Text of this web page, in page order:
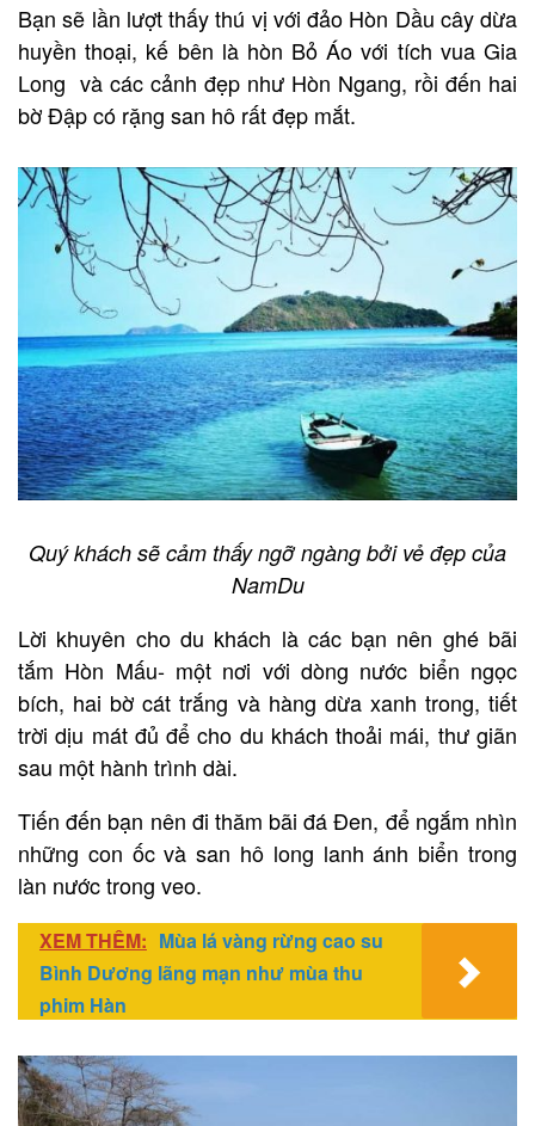
Bạn sẽ lần lượt thấy thú vị với đảo Hòn Dầu cây dừa
huyền thoại, kế bên là hòn Bỏ Áo với tích vua Gia
Long và các cảnh đẹp như Hòn Ngang, rồi đến hai
bờ Đập có rặng san hô rất đẹp mắt.
Quý khách sẽ cảm thấy ngỡ ngàng bởi vẻ đẹp của
NamDu
Lời khuyên cho du khách là các bạn nên ghé bãi
tắm Hòn Mấu- một nơi với dòng nước biển ngọc
bích, hai bờ cát trắng và hàng dừa xanh trong, tiết
trời dịu mát đủ để cho du khách thoải mái, thư giãn
sau một hành trình dài.
Tiến đến bạn nên đi thăm bãi đá Đen, để ngắm nhìn
những con ốc và san hô long lanh ánh biển trong
làn nước trong veo.
XEM THÊM: Mùa lá vàng rừng cao su
Bình Dương lãng mạn như mùa thu
phim Hàn